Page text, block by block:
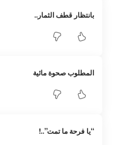
بانتظار قطف الثمار..
المطلوب صحوة مائية
“يا فرحة ما تمت”..!